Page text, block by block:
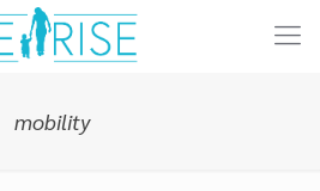
mobility